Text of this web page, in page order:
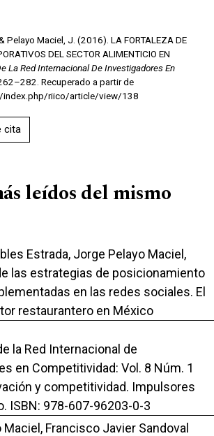
Pelayo Maciel, J. (2016). LA FORTALEZA DE
DEL SECTOR ALIMENTICIO EN
La Red Internacional De Investigadores En
Recuperado a partir de
riico/article/view/138
cita
leídos del mismo
Estrada, Jorge Pelayo Maciel,
las estrategias de posicionamiento
en las redes sociales. El
restaurantero en México
la Red Internacional de
en Competitividad: Vol. 8 Núm. 1
y competitividad. Impulsores
ISBN: 978-607-96203-0-3
Francisco Javier Sandoval